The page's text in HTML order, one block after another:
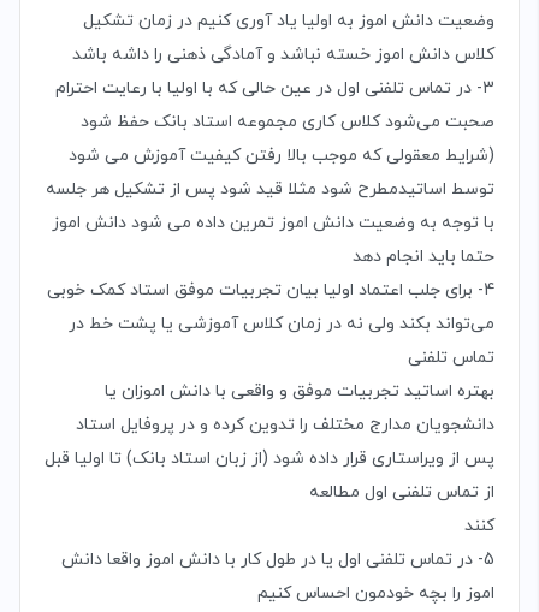
وضعیت دانش اموز به اولیا یاد آوری کنیم در زمان تشکیل
کلاس دانش اموز خسته نباشد و آمادگی ذهنی را داشه باشد
3- در تماس تلفنی اول در عین حالی که با اولیا با رعایت احترام
صحبت می‌شود کلاس کاری مجموعه استاد بانک حفظ شود
(شرایط معقولی که موجب بالا رفتن کیفیت آموزش می شود
توسط اساتیدمطرح شود مثلا قید شود پس از تشکیل هر جلسه
با توجه به وضعیت دانش اموز تمرین داده می شود دانش اموز
حتما باید انجام دهد
4- برای جلب اعتماد اولیا بیان تجربیات موفق استاد کمک خوبی
می‌تواند بکند ولی نه در زمان کلاس آموزشی یا پشت خط در
تماس تلفنی
بهتره اساتید تجربیات موفق و واقعی با دانش اموزان یا
دانشجویان مدارج مختلف را تدوین کرده و در پروفایل استاد
پس از ویراستاری قرار داده شود (از زبان استاد بانک) تا اولیا قبل
از تماس تلفنی اول مطالعه
کنند
5- در تماس تلفنی اول یا در طول کار با دانش اموز واقعا دانش
اموز را بچه خودمون احساس کنیم